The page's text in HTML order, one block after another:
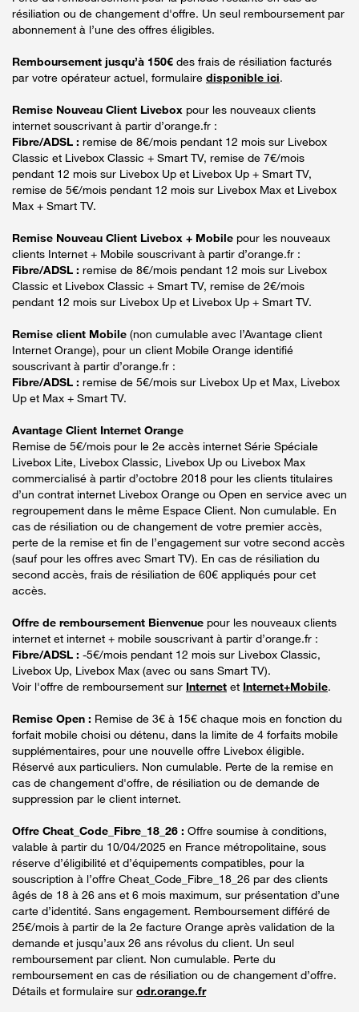
résiliation ou de changement d'offre. Un seul remboursement par
abonnement à l’une des offres éligibles.
Remboursement jusqu’à 150€ des frais de résiliation facturés
par votre opérateur actuel, formulaire disponible ici.
Remise Nouveau Client Livebox pour les nouveaux clients
internet souscrivant à partir d’orange.fr :
Fibre/ADSL : remise de 8€/mois pendant 12 mois sur Livebox
Classic et Livebox Classic + Smart TV, remise de 7€/mois
pendant 12 mois sur Livebox Up et Livebox Up + Smart TV,
remise de 5€/mois pendant 12 mois sur Livebox Max et Livebox
Max + Smart TV.
Remise Nouveau Client Livebox + Mobile pour les nouveaux
clients Internet + Mobile souscrivant à partir d’orange.fr :
Fibre/ADSL : remise de 8€/mois pendant 12 mois sur Livebox
Classic et Livebox Classic + Smart TV, remise de 2€/mois
pendant 12 mois sur Livebox Up et Livebox Up + Smart TV.
Remise client Mobile (non cumulable avec l’Avantage client
Internet Orange), pour un client Mobile Orange identifié
souscrivant à partir d’orange.fr :
Fibre/ADSL : remise de 5€/mois sur Livebox Up et Max, Livebox
Up et Max + Smart TV.
Avantage Client Internet Orange
Remise de 5€/mois pour le 2e accès internet Série Spéciale
Livebox Lite, Livebox Classic, Livebox Up ou Livebox Max
commercialisé à partir d’octobre 2018 pour les clients titulaires
d’un contrat internet Livebox Orange ou Open en service avec un
regroupement dans le même Espace Client. Non cumulable. En
cas de résiliation ou de changement de votre premier accès,
perte de la remise et fin de l’engagement sur votre second accès
(sauf pour les offres avec Smart TV). En cas de résiliation du
second accès, frais de résiliation de 60€ appliqués pour cet
accès.
Offre de remboursement Bienvenue pour les nouveaux clients
internet et internet + mobile souscrivant à partir d’orange.fr :
Fibre/ADSL : -5€/mois pendant 12 mois sur Livebox Classic,
Livebox Up, Livebox Max (avec ou sans Smart TV).
Voir l'offre de remboursement sur Internet et Internet+Mobile.
Remise Open : Remise de 3€ à 15€ chaque mois en fonction du
forfait mobile choisi ou détenu, dans la limite de 4 forfaits mobile
supplémentaires, pour une nouvelle offre Livebox éligible.
Réservé aux particuliers. Non cumulable. Perte de la remise en
cas de changement d'offre, de résiliation ou de demande de
suppression par le client internet.
Offre Cheat_Code_Fibre_18_26 : Offre soumise à conditions,
valable à partir du 10/04/2025 en France métropolitaine, sous
réserve d’éligibilité et d’équipements compatibles, pour la
souscription à l’offre Cheat_Code_Fibre_18_26 par des clients
âgés de 18 à 26 ans et 6 mois maximum, sur présentation d’une
carte d’identité. Sans engagement. Remboursement différé de
25€/mois à partir de la 2e facture Orange après validation de la
demande et jusqu’aux 26 ans révolus du client. Un seul
remboursement par client. Non cumulable. Perte du
remboursement en cas de résiliation ou de changement d’offre.
Détails et formulaire sur odr.orange.fr